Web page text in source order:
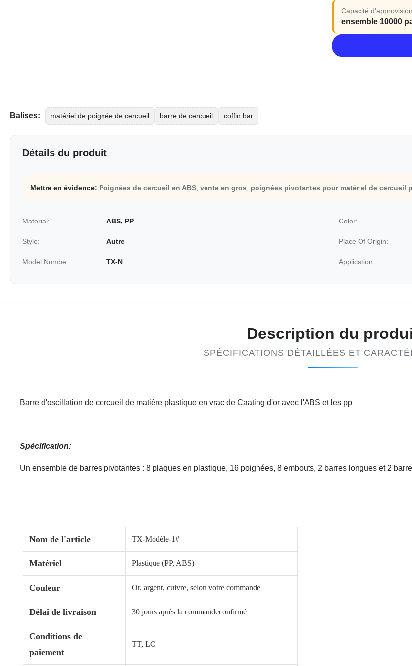
Capacité
ensemble 10000
Balises: matériel de poignée de cercueil barre de cercueil coffin bar
Détails du produit
Mettre en évidence: Poignées de cercueil en ABS vente en gros poignées pivotantes pour matériel de cercueil
Material: ABS, PP Color:
Style: Autre Place Of Origin:
Model Numbe: TX-N Application:
Description du
SPÉCIFICATIONS DÉTAILLÉES ET
Barre d'oscillation de cercueil de matière plastique en vrac de Caating d'or avec l'ABS et les pp
Spécification:
Un ensemble de barres pivotantes : 8 plaques en plastique, 16 poignées, 8 embouts, 2 barres longues et 2
Nom de l'article TX-Modèle-1#
Matériel Plastique (PP, ABS)
Couleur Or, argent, cuivre, selon votre commande
Délai de livraison 30 jours après la commandeconfirmé
Conditions de
paiement
TT, LC